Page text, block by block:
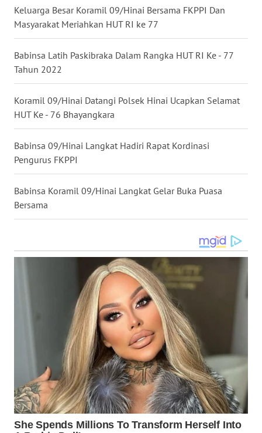
Keluarga Besar Koramil 09/Hinai Bersama FKPPI Dan
Masyarakat Meriahkan HUT RI ke 77
Babinsa Latih Paskibraka Dalam Rangka HUT RI Ke - 77
Tahun 2022
Koramil 09/Hinai Datangi Polsek Hinai Ucapkan Selamat
HUT Ke - 76 Bhayangkara
Babinsa 09/Hinai Langkat Hadiri Rapat Kordinasi
Pengurus FKPPI
Babinsa Koramil 09/Hinai Langkat Gelar Buka Puasa
Bersama
WN
KALTARA
WN
WN
SULSEL
WN
GORONTALO
SULUT
DAIRI
WN
DANAU